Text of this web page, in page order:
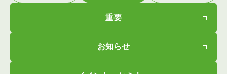
重要
お知らせ